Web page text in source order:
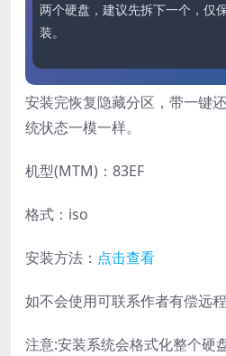
两个硬盘，建议先拆下一个，仅
装。
安装完恢复隐藏分区，带一键
统状态一模一样。
机型(MTM)：83EF
格式：iso
安装方法： 点击查看
如不会使用可联系作者有偿远
注意:安装系统会格式化整个硬